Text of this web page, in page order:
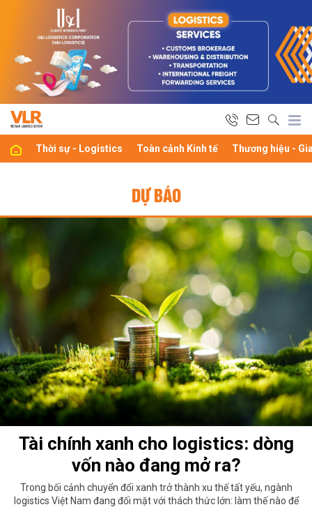
Thời sự - Logistics Toàn cảnh Kinh tế Thương hiệu -
DỰ BÁO
Tài chính xanh cho logistics: dòng
vốn nào đang mở ra?
Trong bối cảnh chuyển đổi xanh trở thành xu thế tất yếu, ngành
logistics Việt Nam đang đối mặt với thách thức lớn: làm thế nào để